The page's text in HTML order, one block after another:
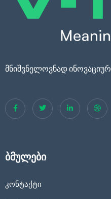
მნიშვნელოვნად
ბმულები
კონტაქტი